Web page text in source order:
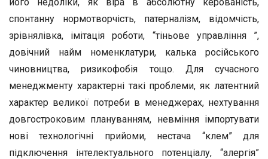
спонтанну нормотворчість, патерналізм, відомчість,
зрівнялівка, імітація роботи, “тіньове управління ”,
довічний найм номенклатури, калька російського
чиновництва, ризикофобія тощо. Для сучасного
менеджменту характерні такі проблеми, як латентний
характер великої потреби в менеджерах, нехтування
довгостроковим плануванням, невміння імпортувати
нові технологічні прийоми, нестача “клем” для
підключення інтелектуального потенціалу, “алергія”